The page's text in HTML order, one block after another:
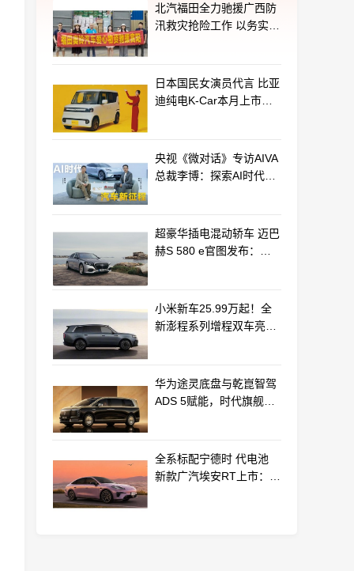
北汽福田全力驰援广西防
汛救灾抢险工作 以务实行
日本国民女演员代言 比亚
迪纯电K-Car本月上市：
央视《微对话》专访AIVA
总裁李博：探索AI时代汽
超豪华插电混动轿车 迈巴
赫S 580 e官图发布：老
小米新车25.99万起！全
新澎程系列增程双车亮相
华为途灵底盘与乾崑智驾
ADS 5赋能，时代旗舰
全系标配宁德时 代电池
新款广汽埃安RT上市：